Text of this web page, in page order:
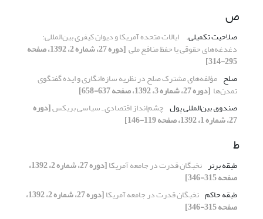
ص
صلاحیت تکمیلی. ‏ ایالات متحده آمریکا و دیوان کیفری بین‌المللی:
‏دغدغه‌های حقوقی یا حفظ منافع ملی ‏ [دوره 27، شماره 2، 1392، صفحه
295-314]
صلح مؤلفه‌های مشترک صلح در نظریه سازه‌انگاری و ‏ایده گفتگوی
تمدن‌ها ‏ [دوره 27، شماره 3، 1392، صفحه 637-658]
صندوق بین‌المللی پول چشم‌انداز اقتصادی ‌ـ سیاسی بریکس[دوره
27، شماره 1، 1392، صفحه 119-146]
ط
طبقه برتر نخبگان قدرت در جامعه آمریکا [دوره 27، شماره 2، 1392،
صفحه 315-346]
طبقه حاکم نخبگان قدرت در جامعه آمریکا [دوره 27، شماره 2، 1392،
صفحه 315-346]